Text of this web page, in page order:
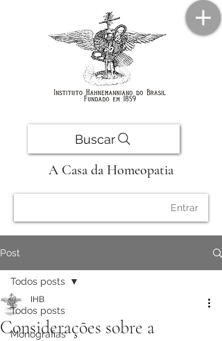
Buscar
A Casa da Homeopatia
Entrar
Post
Todos posts
Monografias
Todos posts
Considerações sobre a
IHB